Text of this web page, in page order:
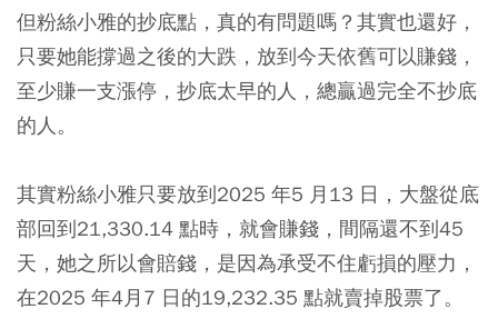
但粉絲小雅的抄底點，真的有問題嗎？其實也還好，
只要她能撐過之後的大跌，放到今天依舊可以賺錢，
至少賺一支漲停，抄底太早的人，總贏過完全不抄底
的人。
其實粉絲小雅只要放到2025 年5 月13 日，大盤從底
部回到21,330.14 點時，就會賺錢，間隔還不到45
天，她之所以會賠錢，是因為承受不住虧損的壓力，
在2025 年4月7 日的19,232.35 點就賣掉股票了。